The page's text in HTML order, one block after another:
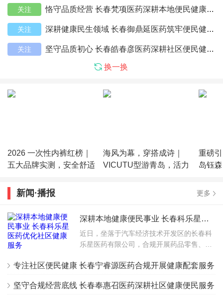
关注 恪守品质经营 长春梵项医药深耕本地便民健康服务
关注 深耕健康民生领域 长春御鼎延医药筑牢便民健康防线
关注 坚守品质初心 长春皓春彦医药深耕社区便民健康服务
换一换
2026 一次性内裤红榜｜
五大品牌实测，安全舒适
海风为幕，穿搭成诗｜
VICUTU型游青岛，活力
重磅
岛钰
新闻·播报 更多
深耕本地健康便民事业 长春科乐星医药优化社区健康服务
近日，坐落于汽车经济技术开发区的长春科
乐星医药有限公司，合规开展药品零售、一
益性健康咨询相关业务，打造家门口的综合
专注社区便民健康 长春宁睿源医药合规开展健康配套服务
坚守合规经营底线 长春奉惠召医药深耕社区健康便民服务